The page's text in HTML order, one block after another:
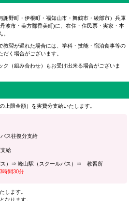
謝野町・伊根町・福知山市・舞鶴市・綾部市）兵庫
波市・美方郡香美町)に、在住・住民票・実家・本
。
教習が遅れた場合には、学科・技能・宿泊食事等の
く場合がございます。
ク（組み合わせ）もお受け出来る場合がございま
上限金額）を実費分支給いたします。
ス往復分支給
給
ス）⇒ 峰山駅（スクールバス）⇒ 教習所
時間30分
します。
なります。